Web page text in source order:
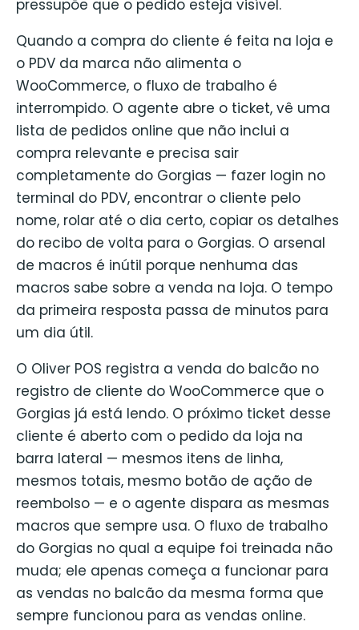
pressupõe que o pedido esteja visível.
Quando a compra do cliente é feita na loja e
o PDV da marca não alimenta o
WooCommerce, o fluxo de trabalho é
interrompido. O agente abre o ticket, vê uma
lista de pedidos online que não inclui a
compra relevante e precisa sair
completamente do Gorgias — fazer login no
terminal do PDV, encontrar o cliente pelo
nome, rolar até o dia certo, copiar os detalhes
do recibo de volta para o Gorgias. O arsenal
de macros é inútil porque nenhuma das
macros sabe sobre a venda na loja. O tempo
da primeira resposta passa de minutos para
um dia útil.
O Oliver POS registra a venda do balcão no
registro de cliente do WooCommerce que o
Gorgias já está lendo. O próximo ticket desse
cliente é aberto com o pedido da loja na
barra lateral — mesmos itens de linha,
mesmos totais, mesmo botão de ação de
reembolso — e o agente dispara as mesmas
macros que sempre usa. O fluxo de trabalho
do Gorgias no qual a equipe foi treinada não
muda; ele apenas começa a funcionar para
as vendas no balcão da mesma forma que
sempre funcionou para as vendas online.